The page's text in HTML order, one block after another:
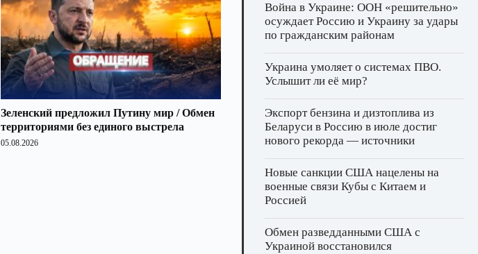
Зеленский предложил Путину мир / Обмен
территориями без единого выстрела
05.08.2026
Война в Украине: ООН «решительно»
осуждает Россию и Украину за удары
по гражданским районам
Украина умоляет о системах ПВО.
Услышит ли её мир?
Экспорт бензина и дизтоплива из
Беларуси в Россию в июле достиг
нового рекорда — источники
Новые санкции США нацелены на
военные связи Кубы с Китаем и
Россией
Обмен разведданными США с
Украиной восстановился